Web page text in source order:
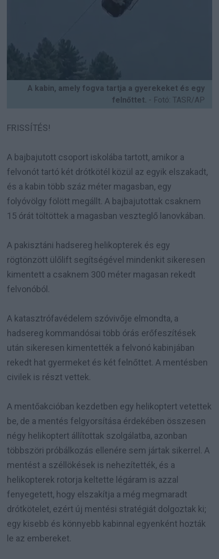
A kabin, amely fogva tartja a gyerekeket és egy
felnőttet. - Fotó: TASR/AP
FRISSÍTÉS!
A bajbajutott csoport iskolába tartott, amikor a
felvonót tartó két drótkötél közül az egyik elszakadt,
és a kabin több száz méter magasban, egy
folyóvölgy fölött megállt. A bajbajutottak csaknem
15 órát töltöttek a magasban veszteglő lanovkában.
A pakisztáni hadsereg helikopterek és egy
rögtönzött ülőlift segítségével mindenkit sikeresen
kimentett a csaknem 300 méter magasan rekedt
felvonóból.
A katasztrófavédelem szóvivője elmondta, a
hadsereg kommandósai több órás erőfeszítések
után sikeresen kimentették a felvonó kabinjában
rekedt hat gyermeket és két felnőttet. A mentésben
civilek is részt vettek.
A mentőakcióban kezdetben egy helikoptert vetettek
be, de a mentés felgyorsítása érdekében összesen
négy helikoptert állítottak szolgálatba, azonban
többszöri próbálkozás ellenére sem jártak sikerrel. A
mentést a széllökések is nehezítették, és a
helikopterek rotorja keltette légáram is azzal
fenyegetett, hogy elszakítja a még megmaradt
drótkötelet, ezért új mentési stratégiát dolgoztak ki;
egy kisebb és könnyebb kabinnal egyenként hozták
le az embereket.